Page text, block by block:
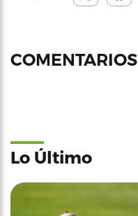
COMENTARIOS
Lo Último